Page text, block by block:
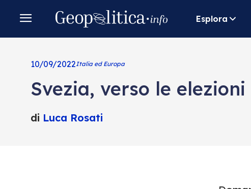
Esplora
10/09/2022Italia ed Europa
Svezia, verso le
di Luca Rosati